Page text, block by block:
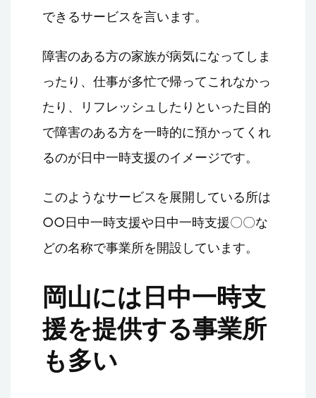
できるサービスを言います。
障害のある方の家族が病気になってしま
ったり、仕事が多忙で帰ってこれなかっ
たり、リフレッシュしたりといった目的
で障害のある方を一時的に預かってくれ
るのが日中一時支援のイメージです。
このようなサービスを展開している所は
○○日中一時支援や日中一時支援〇〇な
どの名称で事業所を開設しています。
岡山には日中一時支
援を提供する事業所
も多い